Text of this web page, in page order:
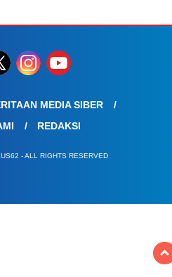
MEDIA SIBER
REDAKSI
- ALL RIGHTS RESERVED